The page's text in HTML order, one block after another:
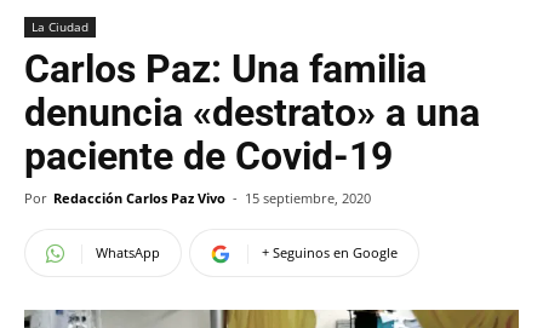
La Ciudad
Carlos Paz: Una familia
denuncia «destrato» a una
paciente de Covid-19
Por Redacción Carlos Paz Vivo - 15 septiembre, 2020
WhatsApp + Seguinos en Google